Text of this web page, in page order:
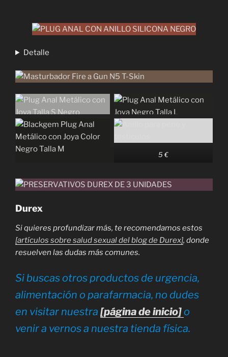
Detalle
5 €
Durex
Si quieres profundizar más, te recomendamos estos
[artículos sobre salud sexual del blog de Durex], donde
resuelven las dudas más comunes.
Si buscas otros productos de urgencia,
alimentación o parafarmacia, no dudes
en visitar nuestra [página de inicio] o
venir a vernos a nuestra tienda física.